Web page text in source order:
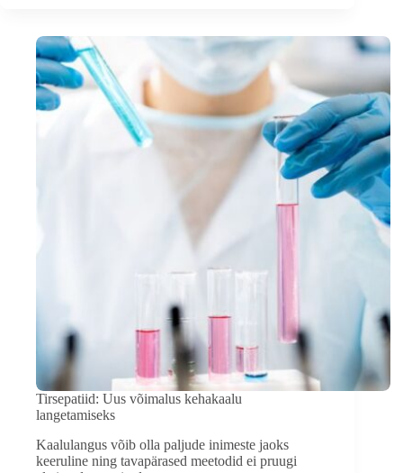
Tirsepatiid: Uus võimalus kehakaalu
langetamiseks
Kaalulangus võib olla paljude inimeste jaoks
keeruline ning tavapärased meetodid ei pruugi